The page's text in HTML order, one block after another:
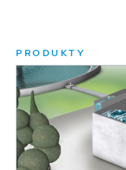
PRODUKTY